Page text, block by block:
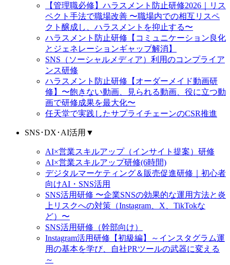
【管理職必修】ハラスメント防止研修2026｜リス
ペクト手法で職場改善 〜職場内での相互リスペ
クト醸成し、ハラスメントを抑止する〜
ハラスメント防止研修【コミュニケーション良化
とジェネレーションギャップ解消】
SNS（ソーシャルメディア）利用のコンプライア
ンス研修
ハラスメント防止研修【オーダーメイド動画研
修】〜飽きない動画、見られる動画、役に立つ動
画で研修成果を最大化〜
任天堂で実践したサプライチェーンのCSR推進
SNS･DX･AI活用 ▼
AI×営業スキルアップ（インサイト提案）研修
AI×営業スキルアップ研修(6時間)
デジタルマーケティング＆販売促進研修｜初心者
向けAI・SNS活用
SNS活用研修 〜企業SNSの効果的な運用方法と炎
上リスクへの対策（Instagram、X、TikTokな
ど）〜
SNS活用研修（幹部向け）
Instagram活用研修【初級編】～インスタグラム運
用の基本を学び、自社PRツールの武器に変える
～